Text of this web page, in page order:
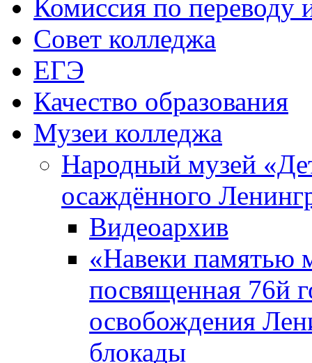
Комиссия по переводу
Совет колледжа
ЕГЭ
Качество образования
Музеи колледжа
Народный музей
осаждённого
Видеоархив
«Навеки памятью
посвященная 76й
освобождения
блокады